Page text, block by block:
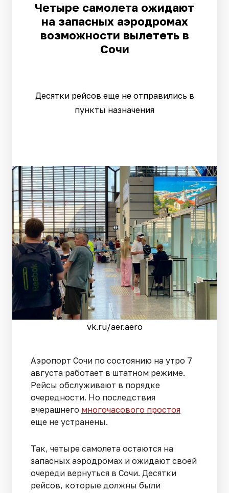
Четыре самолета ожидают
на запасных аэродромах
возможности вылететь в
Сочи
Десятки рейсов еще не отправились в
пункты назначения
vk.ru/aer.aero
Аэропорт Сочи по состоянию на утро 7
августа работает в штатном режиме.
Рейсы обслуживают в порядке
очередности. Но последствия
вчерашнего многочасового простоя
еще не устранены.
Так, четыре самолета остаются на
запасных аэродромах и ожидают своей
очереди вернуться в Сочи. Десятки
рейсов, которые должны были